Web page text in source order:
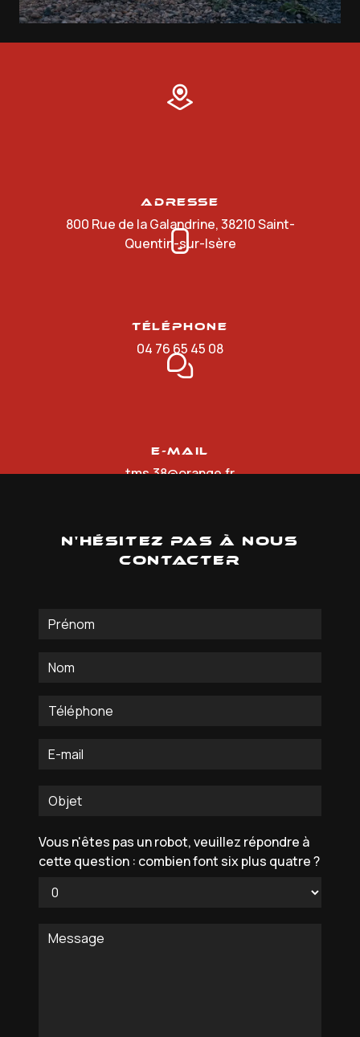
Adresse
800 Rue de la Galandrine, 38210 Saint-
Quentin-sur-Isère
Téléphone
04 76 65 45 08
E-mail
tms.38@orange.fr
N'hésitez pas à nous
contacter
Vous n'êtes pas un robot, veuillez répondre à
cette question : combien font six plus quatre ?